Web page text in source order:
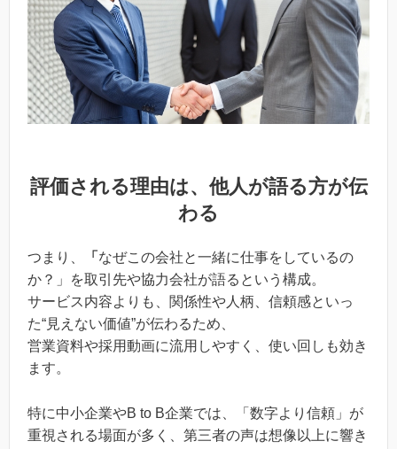
評価される理由は、他人が語る方が伝
わる
つまり、 「 なぜこの会社と一緒に仕事をしているの
か？」を取引先や協力会社が語るという構成。
サービス内容よりも、関係性や人柄、信頼感といっ
た“見えない価値”が伝わるため、
営業資料や採用動画に流用しやすく、使い回しも効き
ます。
特に中小企業やB to B企業では、「数字より信頼」が
重視される場面が多く、第三者の声は想像以上に響き